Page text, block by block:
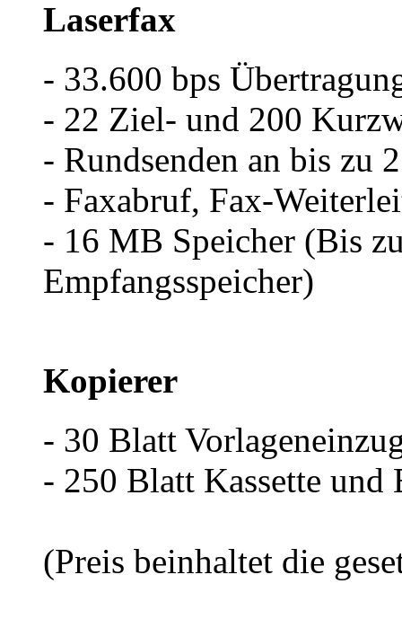
Laserfax
- 33.600 bps
- 22 Ziel- und 200
- Rundsenden an bis zu
- Faxabruf, Fax-
- 16 MB Speicher (Bis
Empfangsspeicher)
Kopierer
- 30 Blatt
- 250 Blatt Kassette und
(Preis beinhaltet die